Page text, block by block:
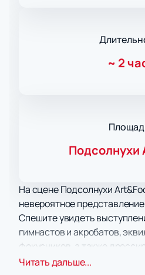
~ 2
Подсолнухи
На сцене Подсолнухи
невероятное
Спешите увидеть
гимнастов и акробатов,
фокусников, а также
Непременно веселить
Читать дальше...